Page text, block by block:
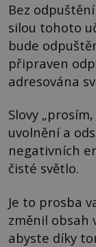
Bez
silou tohoto
bude
připraven
adresována
Slovy
uvolnění a
negativních
čisté světlo.
Je to prosba
změnil obsah
abyste díky